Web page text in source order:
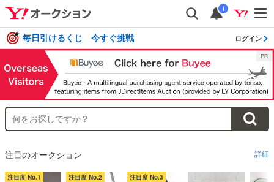
i
毎日引けるくじ 今すぐ挑戦 ログイン
注目のオークション 詳細
注目度 No.1 注目度 No.2 注目度 No.3